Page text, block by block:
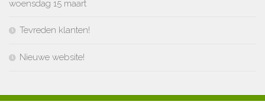
woensdag 15 maart
Tevreden klanten!
Nieuwe website!